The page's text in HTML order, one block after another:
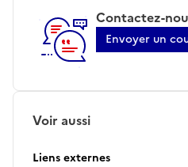
Contactez-
Envoyer un
Voir aussi
Liens externes